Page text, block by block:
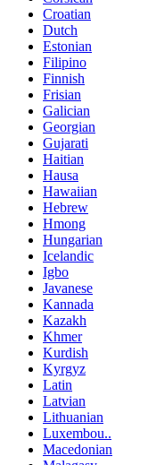
Croatian
Dutch
Estonian
Filipino
Finnish
Frisian
Galician
Georgian
Gujarati
Haitian
Hausa
Hawaiian
Hebrew
Hmong
Hungarian
Icelandic
Igbo
Javanese
Kannada
Kazakh
Khmer
Kurdish
Kyrgyz
Latin
Latvian
Lithuanian
Luxembou..
Macedonian